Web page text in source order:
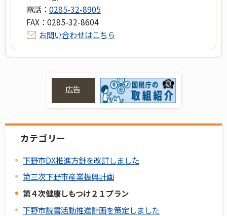
電話： 0285-32-8905
FAX： 0285-32-8604
お問い合わせはこちら
広告
カテゴリー
下野市DX推進方針を改訂しました
第三次下野市産業振興計画
第４次健康しもつけ２１プラン
下野市読書活動推進計画を策定しました